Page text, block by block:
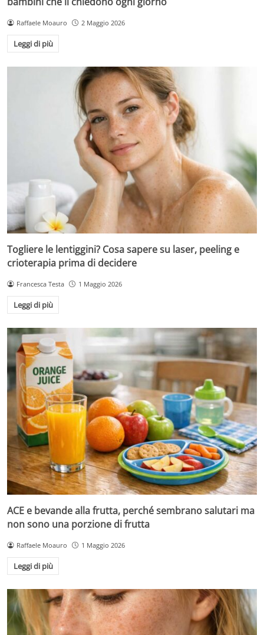
Raffaele Moauro 2 Maggio 2026
Leggi di più
Togliere le lentiggini? Cosa sapere su laser, peeling e
crioterapia prima di decidere
Francesca Testa 1 Maggio 2026
Leggi di più
ACE e bevande alla frutta, perché sembrano salutari ma
non sono una porzione di frutta
Raffaele Moauro 1 Maggio 2026
Leggi di più